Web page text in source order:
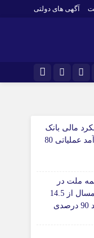
آگهی های دولتی
مالی بانک
صادرات ایران/ درآمد عملیاتی 80
ملت در
چهار ماه نخست امسال از 14.5
همت گذشت/ رشد 90 درصدی